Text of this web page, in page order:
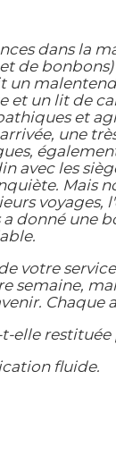
dans la
de
et un lit de
et
une
avec les
Mais
donné une
votre
semaine,
elle restituée
fluide.